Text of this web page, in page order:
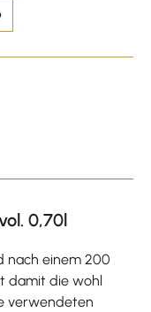
0,70l
nach einem 200
damit die wohl
verwendeten